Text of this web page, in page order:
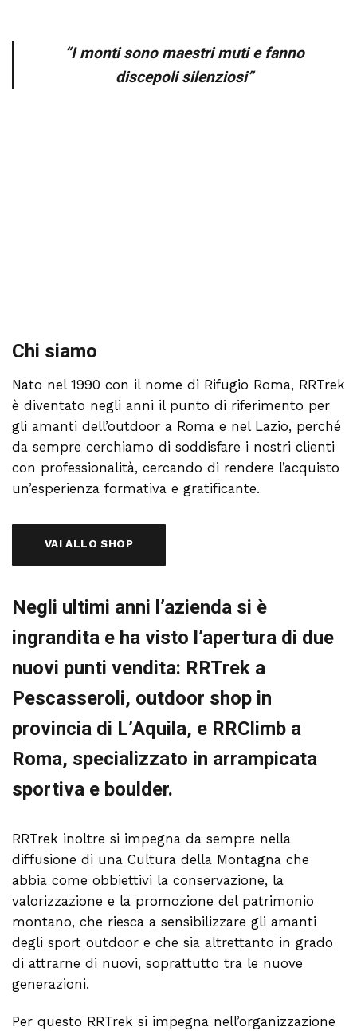
“I monti sono maestri muti e fanno
discepoli silenziosi”
Chi siamo
Nato nel 1990 con il nome di Rifugio Roma, RRTrek
è diventato negli anni il punto di riferimento per
gli amanti dell’outdoor a Roma e nel Lazio, perché
da sempre cerchiamo di soddisfare i nostri clienti
con professionalità, cercando di rendere l’acquisto
un’esperienza formativa e gratificante.
VAI ALLO SHOP
Negli ultimi anni l’azienda si è
ingrandita e ha visto l’apertura di due
nuovi punti vendita: RRTrek a
Pescasseroli, outdoor shop in
provincia di L’Aquila, e RRClimb a
Roma, specializzato in arrampicata
sportiva e boulder.
RRTrek inoltre si impegna da sempre nella
diffusione di una Cultura della Montagna che
abbia come obbiettivi la conservazione, la
valorizzazione e la promozione del patrimonio
montano, che riesca a sensibilizzare gli amanti
degli sport outdoor e che sia altrettanto in grado
di attrarne di nuovi, soprattutto tra le nuove
generazioni.
Per questo RRTrek si impegna nell’organizzazione